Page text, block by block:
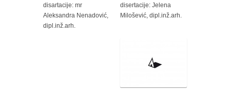
disartacije: mr
Aleksandra Nenadović,
dipl.inž.arh.
disertacije: Jelena
Milošević, dipl.inž.arh.